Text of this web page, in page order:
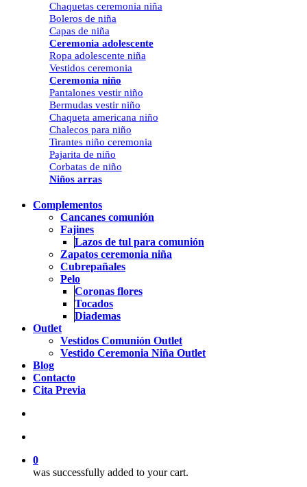
Chaquetas ceremonia niña
Boleros de niña
Capas de niña
Ceremonia adolescente
Ropa adolescente niña
Vestidos ceremonia
Ceremonia niño
Pantalones vestir niño
Bermudas vestir niño
Chaqueta americana niño
Chalecos para niño
Tirantes niño ceremonia
Pajarita de niño
Corbatas de niño
Niños arras
Complementos
Cancanes comunión
Fajines
Lazos de tul para comunión
Zapatos ceremonia niña
Cubrepañales
Pelo
Coronas flores
Tocados
Diademas
Outlet
Vestidos Comunión Outlet
Vestido Ceremonia Niña Outlet
Blog
Contacto
Cita Previa
0
was successfully added to your cart.